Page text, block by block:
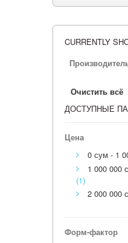
CURRENTLY
Очистить всё
ДОСТУПНЫЕ
Цена
0 сум - 1
1 000 000
(1)
2 000 000
Форм-фактор